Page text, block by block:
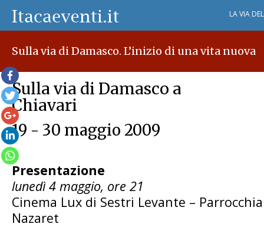
LA VIA
Sulla via di Damasco. L’inizio di una vita nuova
Sulla via di Damasco a
Chiavari
19 - 30 maggio 2009
Presentazione
lunedì 4 maggio, ore 21
Cinema Lux di Sestri Levante –
Nazaret